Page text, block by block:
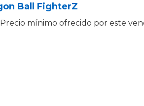
Ball FighterZ
Precio mínimo ofrecido por este